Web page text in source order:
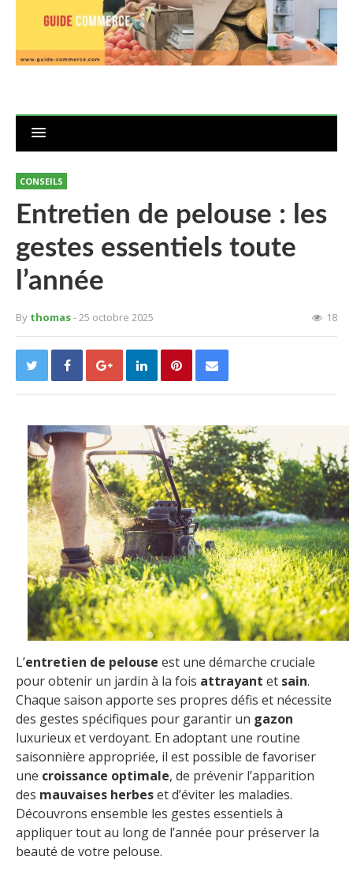
CONSEILS
Entretien de pelouse : les
gestes essentiels toute
l’année
By thomas- 25 octobre 2025 18
L’entretien de pelouse est une démarche cruciale
pour obtenir un jardin à la fois attrayant et sain.
Chaque saison apporte ses propres défis et nécessite
des gestes spécifiques pour garantir un gazon
luxurieux et verdoyant. En adoptant une routine
saisonnière appropriée, il est possible de favoriser
une croissance optimale, de prévenir l’apparition
des mauvaises herbeset d’éviter les maladies.
Découvrons ensemble les gestes essentiels à
appliquer tout au long de l’année pour préserver la
beauté de votre pelouse.